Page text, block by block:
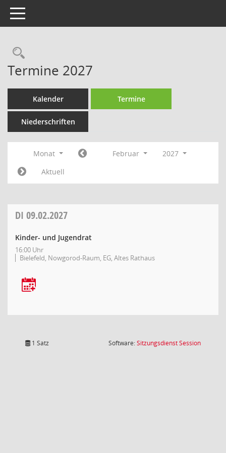
Toggle navigation
Rechercheauswahl
Termine 2027
Kalender Termine
Niederschriften
Monat Februar
2027
Aktuell
DI 09.02.2027
Kinder- und Jugendrat
16:00 Uhr
Bielefeld, Nowgorod-Raum, EG, Altes Rathaus
1 Satz Software:SitzungsdienstSession(Wird in